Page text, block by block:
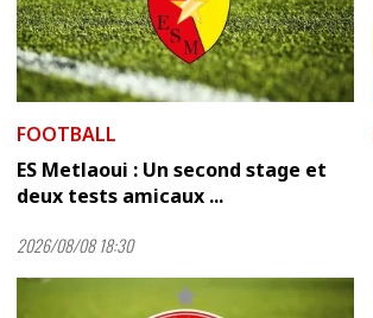
FOOTBALL
ES Metlaoui : Un second stage et
deux tests amicaux ...
2026/08/08 18:30